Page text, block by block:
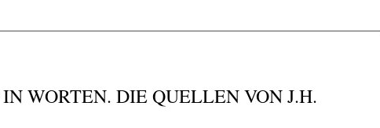
WORTEN. DIE QUELLEN VON J.H.